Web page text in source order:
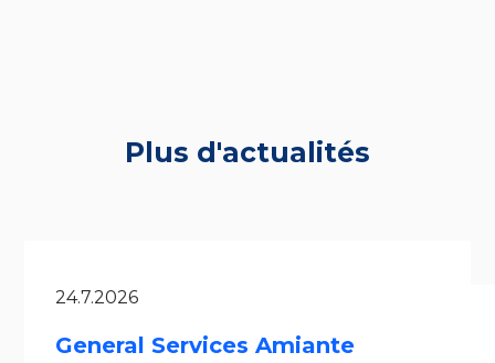
Plus d'actualités
24.7.2026
General Services Amiante